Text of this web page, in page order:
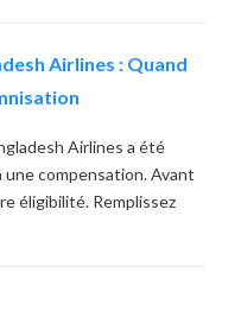
Airlines : Quand
Airlines a été
compensation. Avant
éligibilité. Remplissez